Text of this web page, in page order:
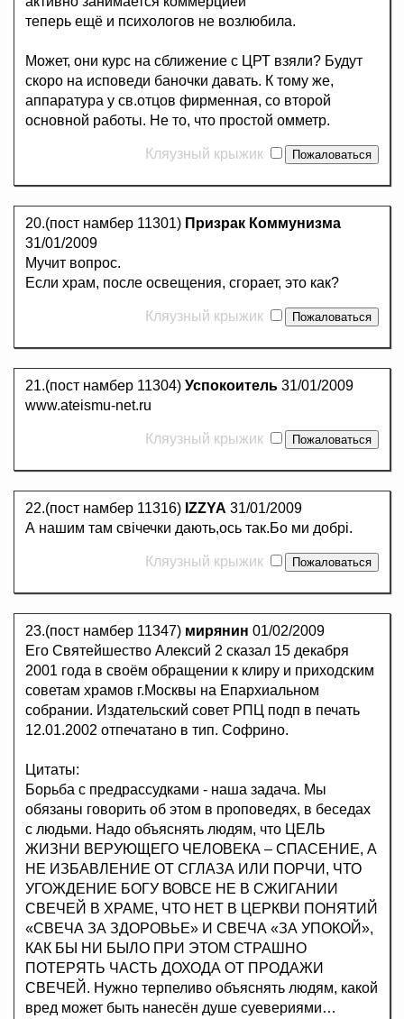
теперь ещё и психологов не возлюбила.
Может, они курс на сближение с ЦРТ взяли? Будут
скоро на исповеди баночки давать. К тому же,
аппаратура у св.отцов фирменная, со второй
основной работы. Не то, что простой омметр.
Кляузный крыжик
20.(пост намбер 11301) Призрак Коммунизма
31/01/2009
Мучит вопрос.
Если храм, после освещения, сгорает, это как?
Кляузный крыжик
21.(пост намбер 11304) Успокоитель 31/01/2009
www.ateismu-net.ru
Кляузный крыжик
22.(пост намбер 11316) IZZYA 31/01/2009
А нашим там свічечки дають,ось так.Бо ми добрі.
Кляузный крыжик
23.(пост намбер 11347) мирянин 01/02/2009
Его Святейшество Алексий 2 сказал 15 декабря
2001 года в своём обращении к клиру и приходским
советам храмов г.Москвы на Епархиальном
собрании. Издательский совет РПЦ подп в печать
12.01.2002 отпечатано в тип. Софрино.
Цитаты:
Борьба с предрассудками - наша задача. Мы
обязаны говорить об этом в проповедях, в беседах
с людьми. Надо объяснять людям, что ЦЕЛЬ
ЖИЗНИ ВЕРУЮЩЕГО ЧЕЛОВЕКА – СПАСЕНИЕ, А
НЕ ИЗБАВЛЕНИЕ ОТ СГЛАЗА ИЛИ ПОРЧИ, ЧТО
УГОЖДЕНИЕ БОГУ ВОВСЕ НЕ В СЖИГАНИИ
СВЕЧЕЙ В ХРАМЕ, ЧТО НЕТ В ЦЕРКВИ ПОНЯТИЙ
«СВЕЧА ЗА ЗДОРОВЬЕ» И СВЕЧА «ЗА УПОКОЙ»,
КАК БЫ НИ БЫЛО ПРИ ЭТОМ СТРАШНО
ПОТЕРЯТЬ ЧАСТЬ ДОХОДА ОТ ПРОДАЖИ
СВЕЧЕЙ. Нужно терпеливо объяснять людям, какой
вред может быть нанесён душе суевериями…